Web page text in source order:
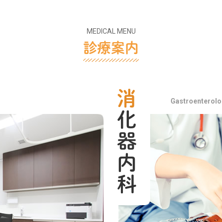
MEDICAL MENU
診療案内
消
化
器
内
科